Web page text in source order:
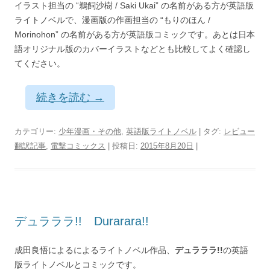
イラスト担当の “鵜飼沙樹 / Saki Ukai” の名前がある方が英語版
ライトノベルで、漫画版の作画担当の “もりのほん /
Morinohon” の名前がある方が英語版コミックです。あとは日本
語オリジナル版のカバーイラストなどとも比較してよく確認し
てください。
続きを読む →
カテゴリー: 少年漫画・その他 英語版ライトノベル | タグ: レビュー
翻訳記事 電撃コミックス | 投稿日: 2015年8月20日
デュラララ!! Durarara!!
成田良悟によるによるライトノベル作品、 デュラララ!!の英語
版ライトノベルとコミックです。